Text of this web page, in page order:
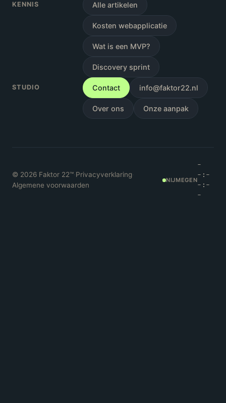
KENNIS Alle artikelen
Kosten webapplicatie
Wat is een MVP?
Discovery sprint
STUDIO Contact info@faktor22.nl
Over ons Onze aanpak
© 2026 Faktor 22™ Privacyverklaring
Algemene voorwaarden
NIJMEGEN
-
-:-
-:-
-